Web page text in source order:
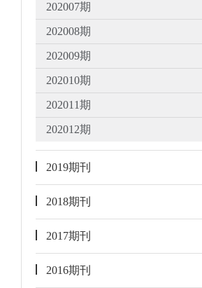
202007期
202008期
202009期
202010期
202011期
202012期
2019期刊
2018期刊
2017期刊
2016期刊